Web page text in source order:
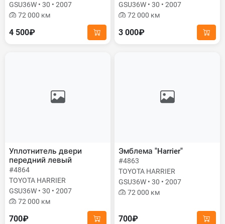
GSU36W • 30 • 2007
72 000 км
4 500₽
GSU36W • 30 • 2007
72 000 км
3 000₽
Уплотнитель двери
передний левый
#4864
TOYOTA HARRIER
GSU36W • 30 • 2007
72 000 км
700₽
Эмблема "Harrier"
#4863
TOYOTA HARRIER
GSU36W • 30 • 2007
72 000 км
700₽